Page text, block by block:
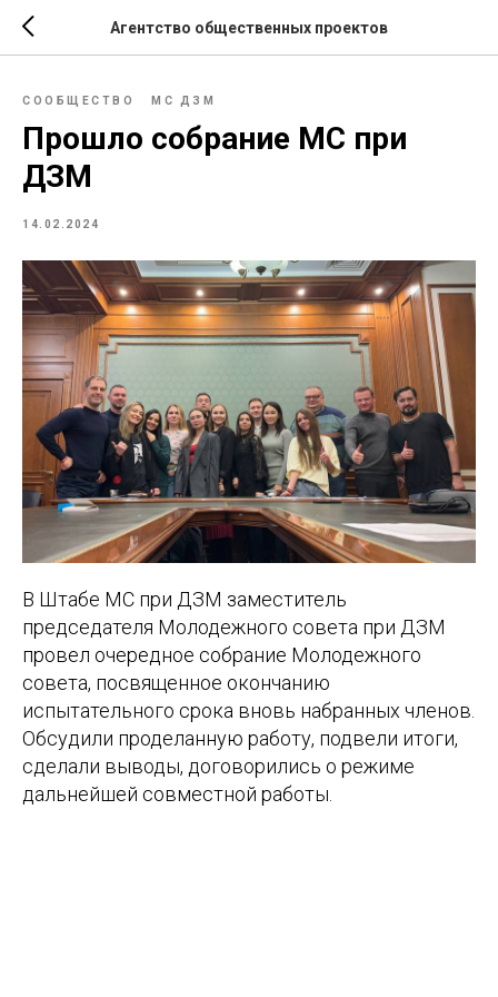
Агентство общественных проектов
СООБЩЕСТВО МС ДЗМ
Прошло собрание МС при
ДЗМ
14.02.2024
В Штабе МС при ДЗМ заместитель
председателя Молодежного совета при ДЗМ
провел очередное собрание Молодежного
совета, посвященное окончанию
испытательного срока вновь набранных членов.
Обсудили проделанную работу, подвели итоги,
сделали выводы, договорились о режиме
дальнейшей совместной работы.